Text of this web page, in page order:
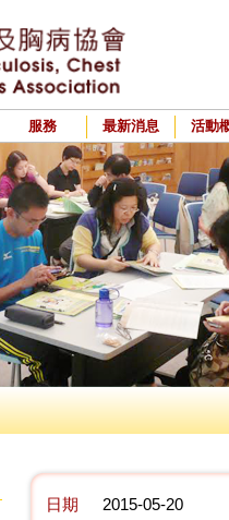
服務 最新消息 活動
日期
2015-05-20